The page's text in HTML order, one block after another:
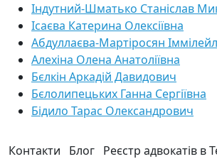
Індутний-Шматько Станіслав
Ісаєва Катерина Олексіївна
Абдуллаєва-Мартіросян
Алехіна Олена Анатоліївна
Бєлкін Аркадій Давидович
Бєлолипецьких Ганна Сергіївна
Бідило Тарас Олександрович
Контакти Блог Реєстр адвокатів в